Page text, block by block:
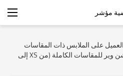
مؤشر
على الملابس ذات المقاسات
الكبيرة؟ إليك الحل الأمثل من إيشن وير للمقاسات الكاملة (من XS إلى